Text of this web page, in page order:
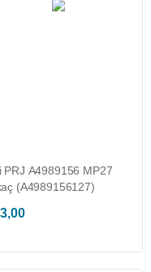
PRJ A4989156 MP27
(A4989156127)